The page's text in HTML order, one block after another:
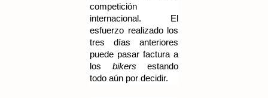
competición
internacional. El
esfuerzo realizado los
tres días anteriores
puede pasar factura a
los bikers estando
todo aún por decidir.